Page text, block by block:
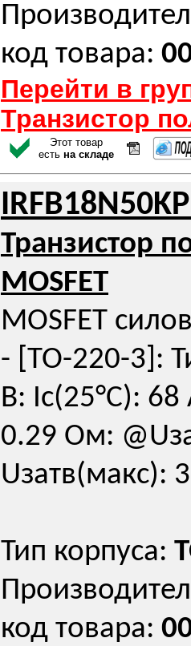
код товара:
Перейти в
Транзистор
Этот товар
есть на складе
Транзистор
MOSFET
MOSFET
- [TO-220-3]:
В: Iс(25°C):
0.29 Ом:
Uзатв(макс):
Тип корпуса:
код товара: